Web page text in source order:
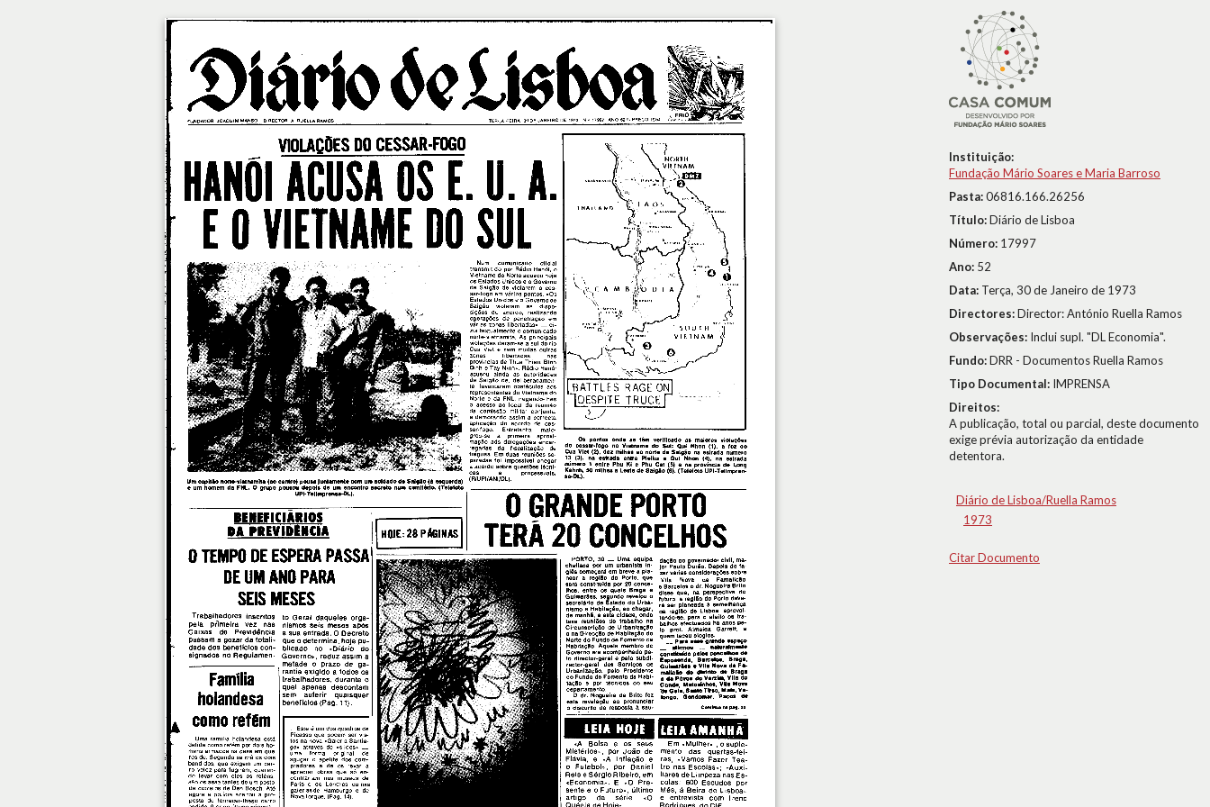
Instituição:
Fundação Mário Soares e Maria Barroso
Pasta:06816.166.26256
Título:Diário de Lisboa
Número: 17997
Ano: 52
Data: Terça, 30 de Janeiro de 1973
Directores:Director: António Ruella Ramos
Observações: Inclui supl. "DL Economia".
Fundo:DRR - Documentos Ruella Ramos
Tipo Documental: IMPRENSA
Direitos:
A publicação, total ou parcial, deste documento
exige prévia autorização da entidade
detentora.
Diário de Lisboa/Ruella Ramos
1973
Citar Documento